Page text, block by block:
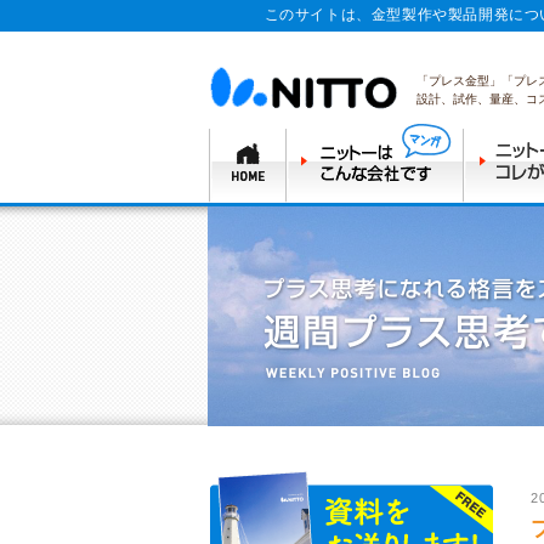
このサイトは、金型製作や製品開発に
「プレス金型」「プ
設計、試作、量産、コ